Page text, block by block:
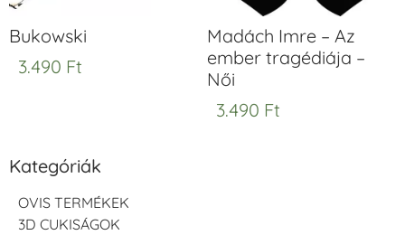
Bukowski
3.490 Ft
Madách Imre – Az
ember tragédiája –
Női
3.490 Ft
Kategóriák
OVIS TERMÉKEK
3D CUKISÁGOK